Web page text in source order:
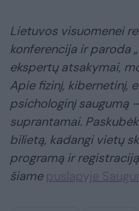
Lietuvos visuomenei
konferencija ir paroda
ekspertų atsakymai,
Apie fizinį, kibernetinį,
psichologinį saugumą
suprantamai.
bilietą, kadangi vietų
programą ir
šiame puslapyje